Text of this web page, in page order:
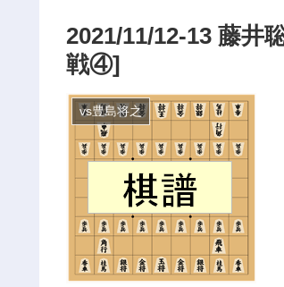
2021/11/12-13 藤井
戦④]
vs豊島将之